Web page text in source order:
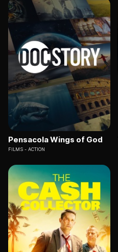
Pensacola Wings of God
FILMS ACTION